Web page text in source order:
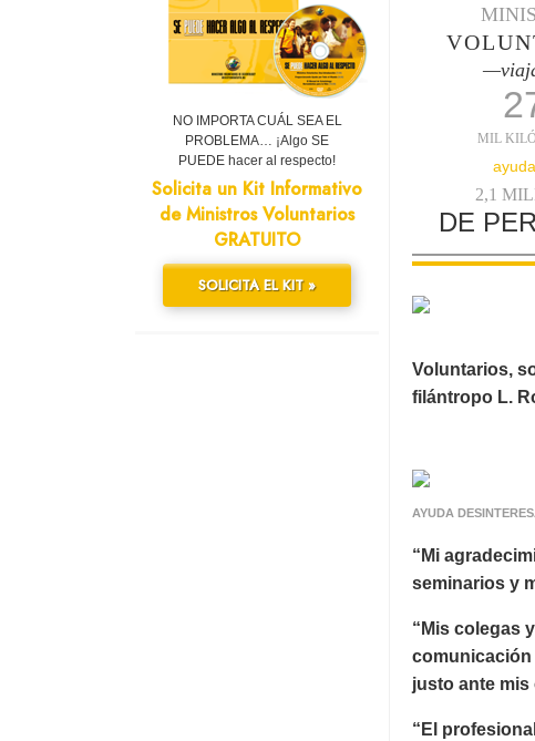
MIL
2,1
DE
Voluntarios,
filántropo L.
AYUDA
“Mi
seminarios y
“Mis colegas
comunicación
justo ante mis
“El
NO IMPORTA CUÁL SEA EL
PROBLEMA… ¡Algo SE
PUEDE hacer al respecto!
Solicita un Kit Informativo
de Ministros Voluntarios
GRATUITO
SOLICITA EL KIT »